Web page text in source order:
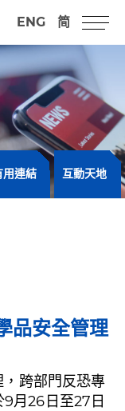
ENG 简
用連結 互動天地
品安全管理
跨部門反恐專
月26日至27日